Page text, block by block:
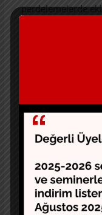
perdelemelerde
güçlü yanlarından
-Bu benim içinde
oynamaya
felsefesini sezon
bir takıma sahip
oynamayı